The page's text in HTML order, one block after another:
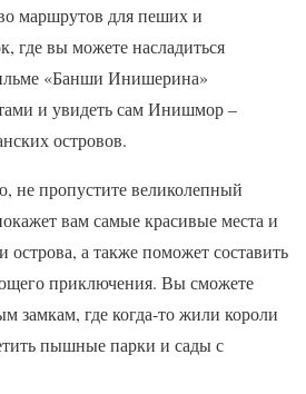
маршрутов для пеших и
где вы можете насладиться
«Банши Инишерина»
и увидеть сам Инишмор –
островов.
не пропустите великолепный
вам самые красивые места и
острова, а также поможет составить
приключения. Вы сможете
замкам, где когда-то жили короли
пышные парки и сады с